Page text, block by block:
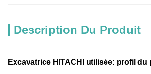
Description Du Produit
Excavatrice HITACHI utilisée: profil du